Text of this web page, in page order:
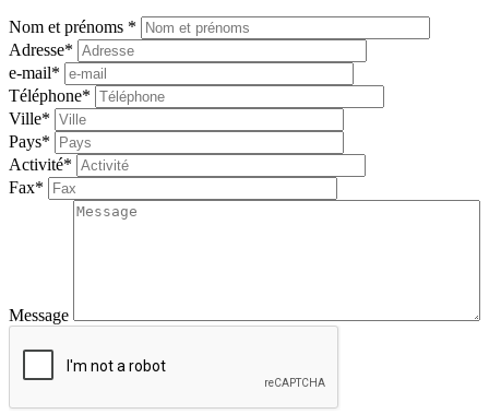
Nom et prénoms *
Adresse*
e-mail*
Téléphone*
Ville*
Pays*
Activité*
Fax*
Message